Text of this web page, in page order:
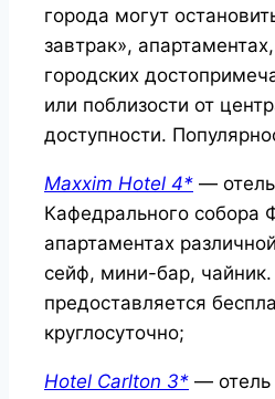
города могут
завтрак»,
городских
или поблизости от
доступности.
Maxxim Hotel 4* —
Кафедрального собора
апартаментах
сейф, мини-бар,
предоставляется
круглосуточно;
Hotel Carlton 3* — отель